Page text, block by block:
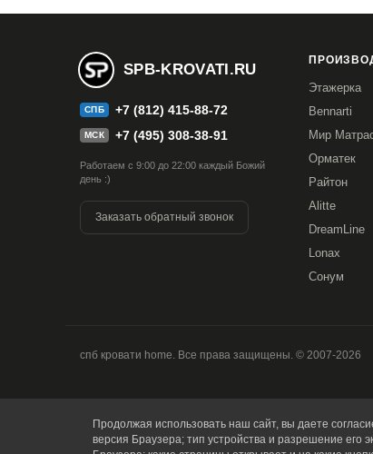
SPB-KROVATI.RU
СПБ +7 (812) 415-88-72
МСК +7 (495) 308-38-91
Работаем с 9:00 до 22:00 каждый Божий
день :)
Заказать обратный звонок
Этажерка
Bennarti
Мир
Орматек
Райтон
Alitte
DreamLine
Lonax
Сонум
спб кровати home. Все права защищены. © 2007-2026
Продолжая использовать наш сайт, вы даете
версия Браузера; тип устройства и разрешение его